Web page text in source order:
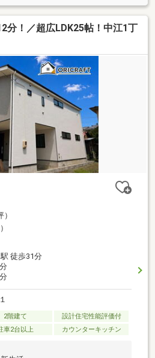
分！／超広LDK25帖！中江1丁
）
徒歩31分
2階建て
設計住宅性能評価付
車2台以上 カウンターキッチン